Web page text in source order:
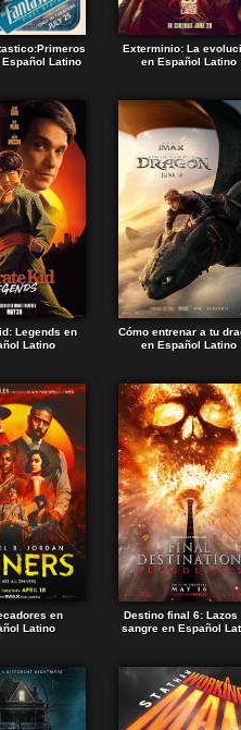
Latino
Exterminio: La
en Español Latino
Legends en
Latino
Cómo entrenar a tu
en Español Latino
en
Latino
Destino final 6: Lazos
sangre en Español